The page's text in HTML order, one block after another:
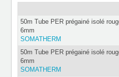
50m Tube PER prégainé isolé
6mm
SOMATHERM
50m Tube PER prégainé isolé
6mm
SOMATHERM